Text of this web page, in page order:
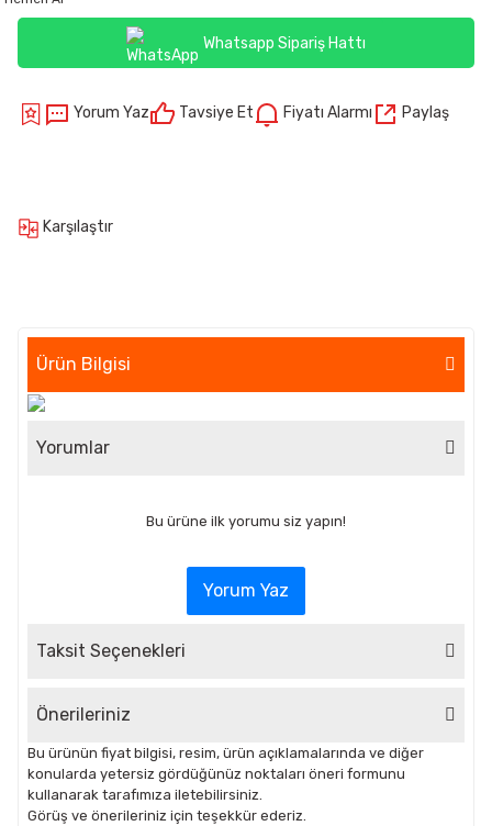
Whatsapp Sipariş Hattı
Yorum Yaz Tavsiye Et Fiyatı Alarmı Paylaş
Karşılaştır
Ürün Bilgisi
Yorumlar
Bu ürüne ilk yorumu siz yapın!
Yorum Yaz
Taksit Seçenekleri
Önerileriniz
Bu ürünün fiyat bilgisi, resim, ürün açıklamalarında ve diğer
konularda yetersiz gördüğünüz noktaları öneri formunu
kullanarak tarafımıza iletebilirsiniz.
Görüş ve önerileriniz için teşekkür ederiz.